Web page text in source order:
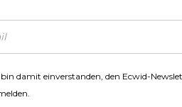
damit einverstanden, den Ecwid-